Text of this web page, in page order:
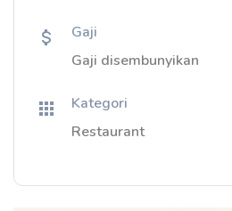
Gaji
Gaji disembunyikan
Kategori
Restaurant